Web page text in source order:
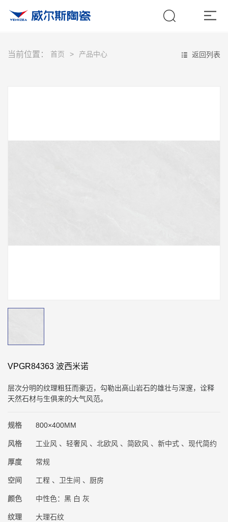
当前位置： 首页 产品中心 返回列表
VPGR84363 波西米诺
层次分明的纹理粗狂而豪迈，勾勒出高山岩石的雄壮与深邃，诠释
天然石材与生俱来的大气风范。
规格 800×400MM
风格 工业风 、轻奢风 、北欧风 、简欧风 、新中式 、现代简约
厚度 常规
空间 工程 、卫生间 、厨房
颜色 中性色：黑 白 灰
纹理 大理石纹